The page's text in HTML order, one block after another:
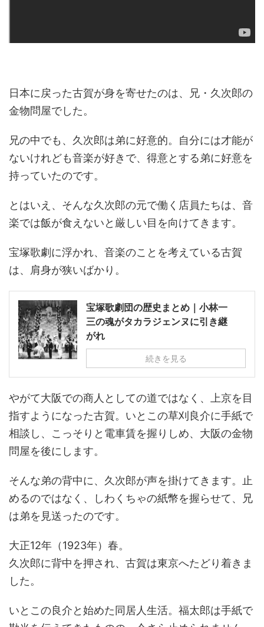
日本に戻った古賀が身を寄せたのは、兄・久次郎の
金物問屋でした。
兄の中でも、久次郎は弟に好意的。自分には才能が
ないけれども音楽が好きで、得意とする弟に好意を
持っていたのです。
とはいえ、そんな久次郎の元で働く店員たちは、音
楽では飯が食えないと厳しい目を向けてきます。
宝塚歌劇に浮かれ、音楽のことを考えている古賀
は、肩身が狭いばかり。
宝塚歌劇団の歴史まとめ｜小林一
三の魂がタカラジェンヌに引き継
がれ
続きを見る
やがて大阪での商人としての道ではなく、上京を目
指すようになった古賀。いとこの草刈良介に手紙で
相談し、こっそりと電車賃を握りしめ、大阪の金物
問屋を後にします。
そんな弟の背中に、久次郎が声を掛けてきます。止
めるのではなく、しわくちゃの紙幣を握らせて、兄
は弟を見送ったのです。
大正12年（1923年）春。
久次郎に背中を押され、古賀は東京へたどり着きま
した。
いとこの良介と始めた同居人生活。福太郎は手紙で